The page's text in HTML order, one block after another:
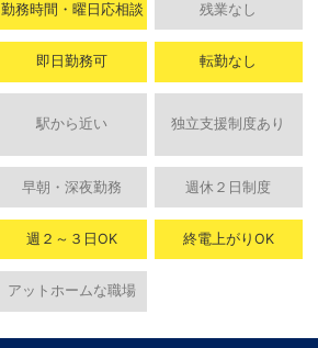
勤務時間・曜日応相談 残業なし
即日勤務可 転勤なし
駅から近い 独立支援制度あり
早朝・深夜勤務 週休２日制度
週２～３日OK 終電上がりOK
アットホームな職場